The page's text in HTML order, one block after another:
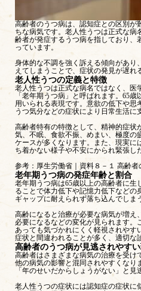
高齢者のうつ病は、認知症との区別が
ちな病気です。老人性うつは正式な病
齢者が発症するうつ病を指しており、
っています。
身体的な不調を強く訴える傾向があり
えてしまうことで、症状の発見が遅れ
老人性うつの定義と特徴
老人性うつは正式な病名ではなく、医
「老年期うつ病」と呼ばれます。65
用いられる表現です。意欲の低下や思
うつ気分などの症状により日常生活に
高齢者特有の特徴として、精神的症状
気、不眠、食欲不振、めまい、極度の
ケースが多くなります。また、現実に
ち着かない様子や不安にかられ緊張し
参考： 厚生労働省｜資料８－１ 高齢者
老年期うつ病の発症年齢と割合
老年期うつ病は65歳以上の高齢者に
ることで体力低下や記憶力低下など
ギャップに耐えられず落ち込んでしま
高齢になると治療が必要な病気が増え
必要になるなどの変化が見られます
あっても気づかれにくく軽視されやす
症状と間違われることが多く、適切な
高齢者のうつ病が見逃されやす
高齢者はさまざまな病気の治療を受け
他の病気の影響と混同されやすくなり
「年のせいだからしょうがない」と見
老人性うつの症状には認知症の症状に